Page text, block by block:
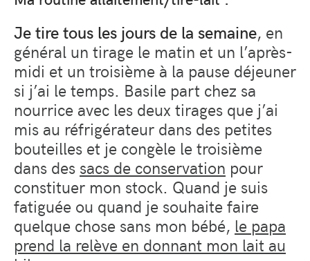
Je tire tous les jours de la semaine, en
général un tirage le matin et un l’après-
midi et un troisième à la pause déjeuner
si j’ai le temps. Basile part chez sa
nourrice avec les deux tirages que j’ai
mis au réfrigérateur dans des petites
bouteilles et je congèle le troisième
dans des sacs de conservation pour
constituer mon stock. Quand je suis
fatiguée ou quand je souhaite faire
quelque chose sans mon bébé, le papa
prend la relève en donnant mon lait au